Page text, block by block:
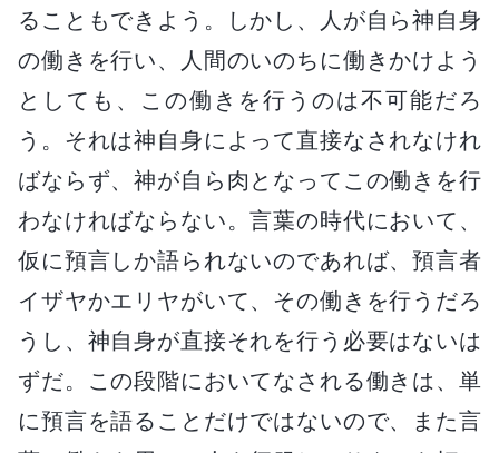
ることもできよう。しかし、人が自ら神自身
の働きを行い、人間のいのちに働きかけよう
としても、この働きを行うのは不可能だろ
う。それは神自身によって直接なされなけれ
ばならず、神が自ら肉となってこの働きを行
わなければならない。言葉の時代において、
仮に預言しか語られないのであれば、預言者
イザヤかエリヤがいて、その働きを行うだろ
うし、神自身が直接それを行う必要はないは
ずだ。この段階においてなされる働きは、単
に預言を語ることだけではないので、また言